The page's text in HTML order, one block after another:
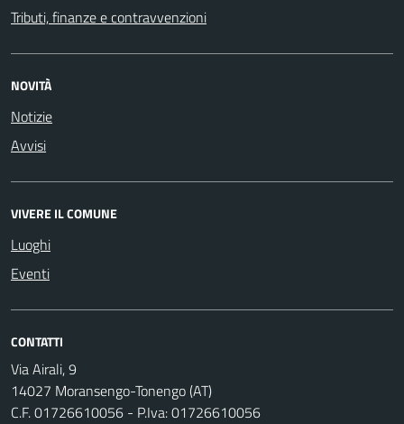
Tributi, finanze e contravvenzioni
NOVITÀ
Notizie
Avvisi
VIVERE IL COMUNE
Luoghi
Eventi
CONTATTI
Via Airali, 9
14027 Moransengo-Tonengo (AT)
C.F. 01726610056 - P.Iva: 01726610056